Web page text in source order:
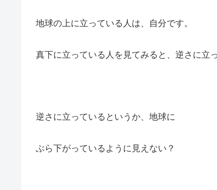
地球の上に立っている人は、自分です。
真下に立っている人を見てみると、逆さに立
逆さに立っているというか、地球に
ぶら下がっているように見えない？